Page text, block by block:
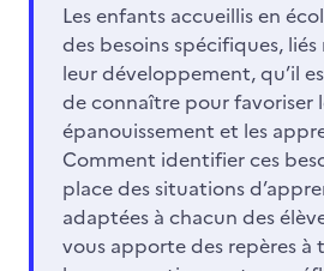
Les enfants accueillis en
des besoins spécifiques,
leur développement, qu’il
de connaître pour favoriser
épanouissement et les
Comment identifier ces
place des situations
adaptées à chacun des
vous apporte des repères à